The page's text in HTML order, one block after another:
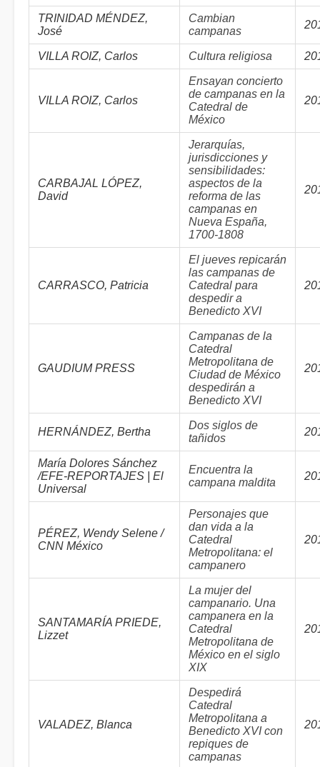
TRINIDAD MÉNDEZ,
José
Cambian
campanas
VILLA ROIZ, Carlos Cultura religiosa
VILLA ROIZ, Carlos
Ensayan concierto
de campanas en la
Catedral de
México
CARBAJAL LÓPEZ,
David
Jerarquías,
jurisdicciones y
sensibilidades:
aspectos de la
reforma de las
campanas en
Nueva España,
1700-1808
CARRASCO, Patricia
El jueves repicarán
las campanas de
Catedral para
despedir a
Benedicto XVI
GAUDIUM PRESS
Campanas de la
Catedral
Metropolitana de
Ciudad de México
despedirán a
Benedicto XVI
HERNÁNDEZ, Bertha
Dos siglos de
tañidos
María Dolores Sánchez
/EFE-REPORTAJES | El
Universal
Encuentra la
campana maldita
PÉREZ, Wendy Selene /
CNN México
Personajes que
dan vida a la
Catedral
Metropolitana: el
campanero
SANTAMARÍA PRIEDE,
Lizzet
La mujer del
campanario. Una
campanera en la
Catedral
Metropolitana de
México en el siglo
XIX
VALADEZ, Blanca
Despedirá
Catedral
Metropolitana a
Benedicto XVI con
repiques de
campanas